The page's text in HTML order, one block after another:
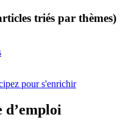
triés par thèmes)
d’emploi